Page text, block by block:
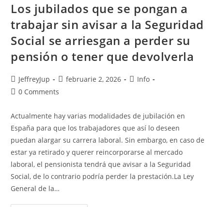
Los jubilados que se pongan a
trabajar sin avisar a la Seguridad
Social se arriesgan a perder su
pensión o tener que devolverla
JeffreyJup februarie 2, 2026
Info
0 Comments
Actualmente hay varias modalidades de jubilación en
España para que los trabajadores que así lo deseen
puedan alargar su carrera laboral. Sin embargo, en caso de
estar ya retirado y querer reincorporarse al mercado
laboral, el pensionista tendrá que avisar a la Seguridad
Social, de lo contrario podría perder la prestación.La Ley
General de la…